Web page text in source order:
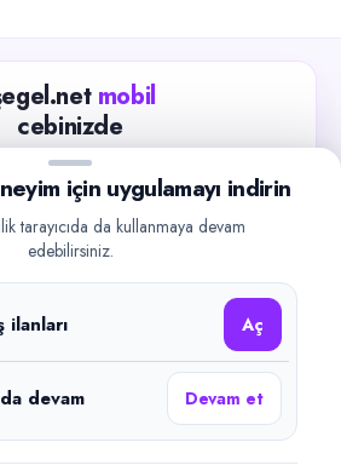
mobil
cebinizde
takip edin, işverenlerle hızlıca
iletişime geçin.
Google Play
Tüm hakları saklıdır.
platformudur; iş bulma aracılığı veya işe
için uygulamayı indirin
tarayıcıda da kullanmaya devam
edebilirsiniz.
ilanları Aç
devam Devam et